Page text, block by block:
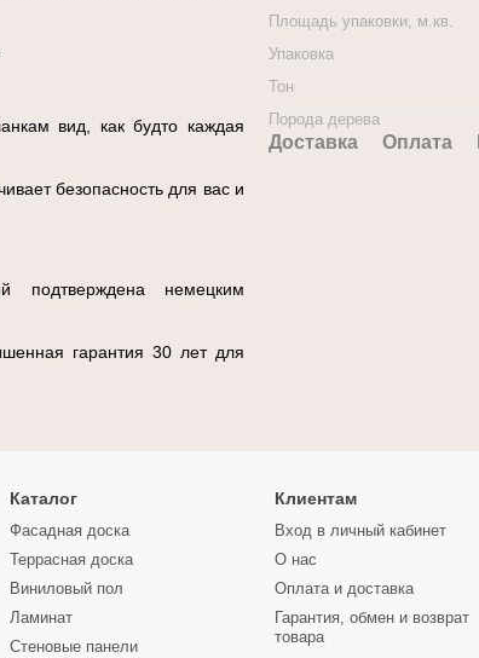
вид, как будто каждая
безопасность для вас и
немецким
гарантия 30 лет для
Площадь упаковки, м.кв.
Упаковка
Тон
Порода дерева
Доставка Оплата
Каталог
Фасадная доска
Террасная доска
Виниловый пол
Ламинат
Стеновые панели
Клиентам
Вход в личный кабинет
О нас
Оплата и доставка
Гарантия, обмен и возврат
товара